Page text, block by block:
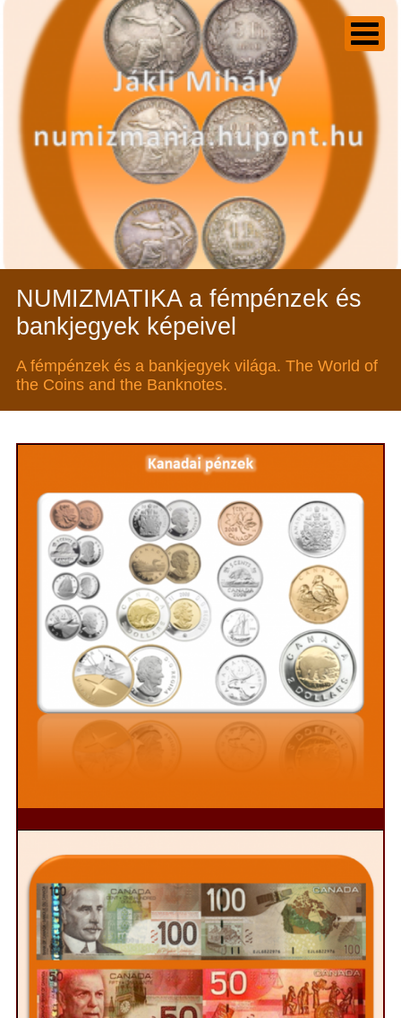
NUMIZMATIKA a fémpénzek és
bankjegyek képeivel
A fémpénzek és a bankjegyek világa. The World of
the Coins and the Banknotes.